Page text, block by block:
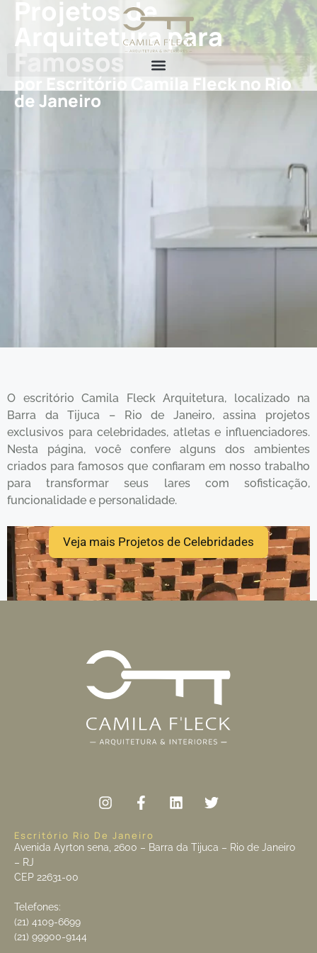
Projetos de
Arquitetura para
Famosos
por Escritório Camila Fleck no Rio
de Janeiro
O escritório Camila Fleck Arquitetura, localizado na
Barra da Tijuca – Rio de Janeiro, assina projetos
exclusivos para celebridades, atletas e influenciadores.
Nesta página, você confere alguns dos ambientes
criados para famosos que confiaram em nosso trabalho
para transformar seus lares com sofisticação,
funcionalidade e personalidade.
Veja mais Projetos de Celebridades
Escritório Rio De Janeiro
Avenida Ayrton sena, 2600 – Barra da Tijuca – Rio de Janeiro
– RJ
CEP 22631-00
Telefones:
(21) 4109-6699
(21) 99900-9144